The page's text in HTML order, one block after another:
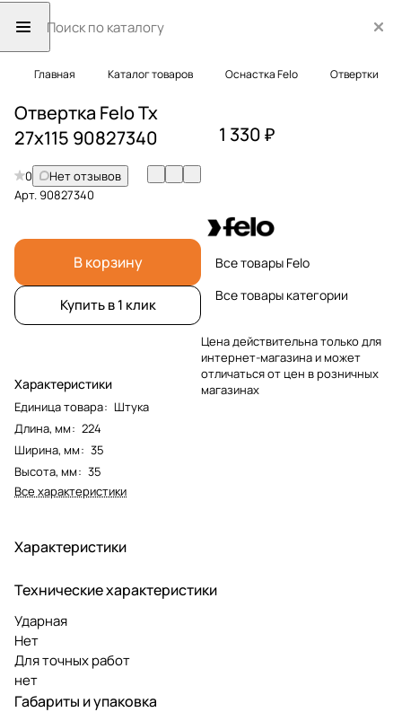
Главная Каталог товаров Оснастка Felo Отвертки
Отвертка Felo Tx
27x115 90827340
0
Нет отзывов
Арт.90827340
В корзину
Купить в 1 клик
Характеристики
Единица товара: Штука
Длина, мм: 224
Ширина, мм: 35
Высота, мм: 35
Все характеристики
1 330 ₽
Все товары Felo
Все товары категории
Цена действительна только для
интернет-магазина и может
отличаться от цен в розничных
магазинах
Характеристики
Технические характеристики
Ударная
Нет
Для точных работ
нет
Габариты и упаковка